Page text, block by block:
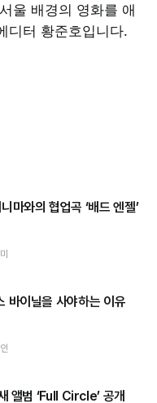
울 배경의 영화를 애
디터 황준호입니다.
마와의 협업곡 ‘배드 엔젤’
바이닐을 사야하는 이유
앨범 ‘Full Circle’ 공개